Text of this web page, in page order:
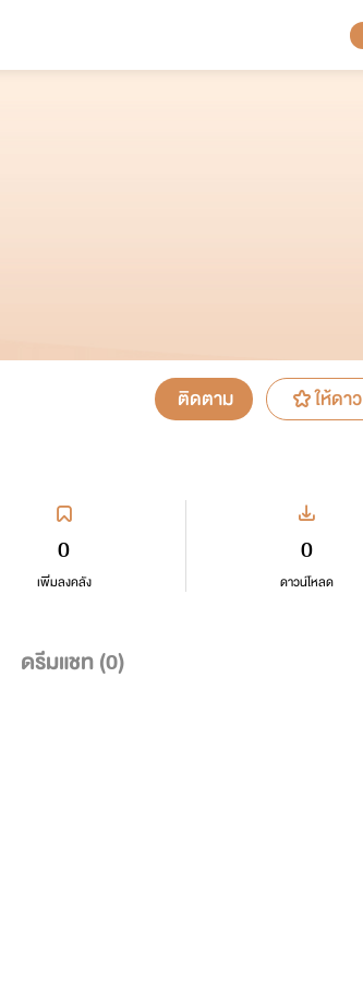
ติดตาม ให้ดาว
0
เพิ่มลงคลัง
0
ดาวน์โหลด
ดรีมแชท (0)